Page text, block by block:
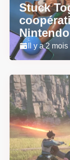
Stuck
Il y a 2 mois